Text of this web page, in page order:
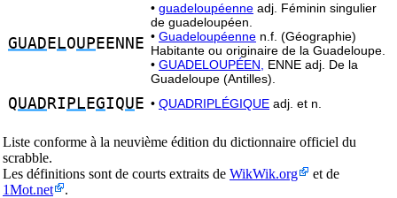
GUAD E LOUP EENNE
• guadeloupéenne adj. Féminin singulier
de guadeloupéen.
• Guadeloupéenne n.f. (Géographie)
Habitante ou originaire de la Guadeloupe.
• GUADELOUPÉEN,
ENNE adj. De la
Guadeloupe (Antilles).
QUAD RI PL EGIQU E • QUADRIPLÉGIQUE adj. et n.
Liste conforme à la neuvième édition du dictionnaire officiel du
scrabble.
Les définitions sont de courts extraits de WikWik.org
et de
1Mot.net
.